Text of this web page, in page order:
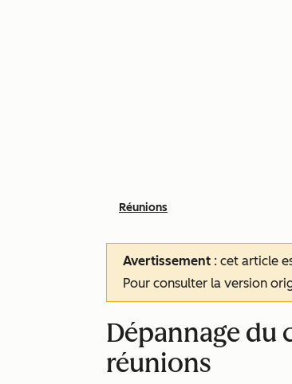
Réunions
Avertissement : cet article
Pour consulter la version
Dépannage du
réunions